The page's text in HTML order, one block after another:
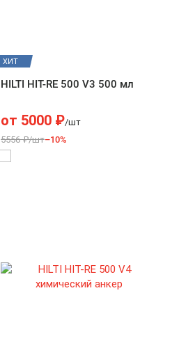
ХИТ
HILTI HIT-RE 500 V3 500 мл
от 5000₽/шт
5556 ₽/шт–10%